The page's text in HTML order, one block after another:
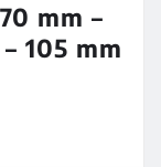
mm –
105 mm